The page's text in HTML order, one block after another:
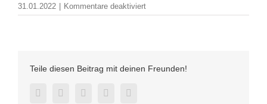
31.01.2022 | Kommentare deaktiviertfür
neue-
Teile diesen Beitrag mit deinen Freunden!
FacebookTwitter LinkedInPinterest